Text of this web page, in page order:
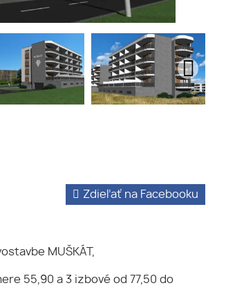
Zdieľať na Facebooku
MUŠKÁT,
55,90 a 3 izbové od 77,50 do